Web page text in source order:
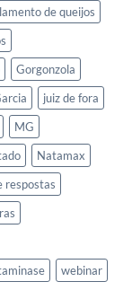
de queijos
Gorgonzola
juiz de fora
MG
Natamax
respostas
webinar